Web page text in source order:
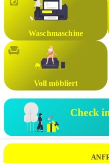
Waschmaschine
Voll möbliert
Check